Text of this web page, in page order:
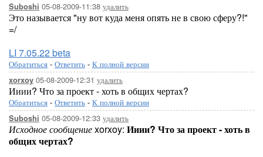
Suboshi 05-08-2009-11:38 удалить
Это называется "ну вот куда меня опять не в свою сферу?!"
=/
LI 7.05.22 beta
Обратиться - Ответить - К полной версии
xorxoy 05-08-2009-12:31 удалить
Ииии? Что за проект - хоть в общих чертах?
Обратиться - Ответить - К полной версии
Suboshi 05-08-2009-12:33 удалить
Исходное сообщениеxorxoy: Ииии? Что за проект - хоть в
общих чертах?